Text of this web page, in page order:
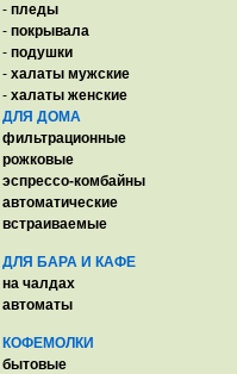
- пледы
- покрывала
- подушки
- халаты мужские
- халаты женские
ДЛЯ ДОМА
фильтрационные
рожковые
эспрессо-комбайны
автоматические
встраиваемые
ДЛЯ БАРА И КАФЕ
на чалдах
автоматы
КОФЕМОЛКИ
бытовые